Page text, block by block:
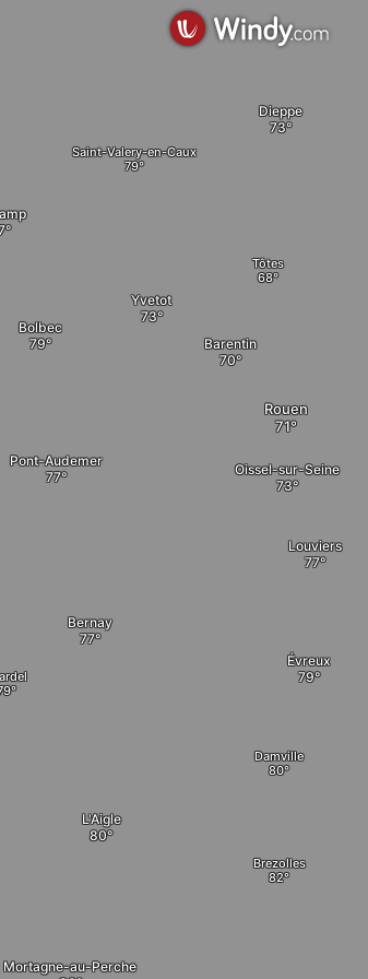
Oissel-sur-Seine
Évreux
Louviers
Saint-Valery-en-Caux
Dieppe
Bernay
Pont-Audemer
L'Aigle
Mortagne-au-Perche
Damville
Brezolles
Bolbec
Rouen
Tôtes
Barentin
Yvetot